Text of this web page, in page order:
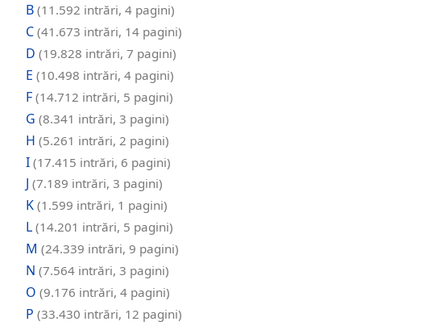
B (11.592 intrări, 4 pagini)
C (41.673 intrări, 14 pagini)
D (19.828 intrări, 7 pagini)
E (10.498 intrări, 4 pagini)
F (14.712 intrări, 5 pagini)
G (8.341 intrări, 3 pagini)
H (5.261 intrări, 2 pagini)
I (17.415 intrări, 6 pagini)
J (7.189 intrări, 3 pagini)
K (1.599 intrări, 1 pagini)
L (14.201 intrări, 5 pagini)
M (24.339 intrări, 9 pagini)
N (7.564 intrări, 3 pagini)
O (9.176 intrări, 4 pagini)
P (33.430 intrări, 12 pagini)